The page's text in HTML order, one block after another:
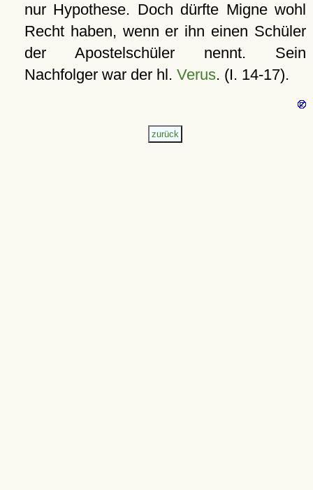
nur Hypothese. Doch dürfte Migne wohl
Recht haben, wenn er ihn einen Schüler
der Apostelschüler nennt. Sein
Nachfolger war der hl. Verus. (I. 14-17).